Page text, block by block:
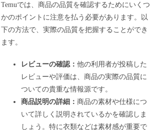
Temuでは、商品の品質を確認するためにいくつ
かのポイントに注意を払う必要があります。以
下の方法で、実際の品質を把握することができ
ます。
レビューの確認：他の利用者が投稿した
レビューや評価は、商品の実際の品質に
ついての貴重な情報源です。
商品説明の詳細：商品の素材や仕様につ
いて詳しく説明されているかを確認しま
しょう。特に衣類などは素材感が重要で